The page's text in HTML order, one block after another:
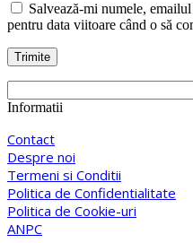
Salvează-mi numele,
pentru data viitoare când o să
Informatii
Contact
Despre noi
Termeni si Conditii
Politica de Confidentialitate
Politica de Cookie-uri
ANPC